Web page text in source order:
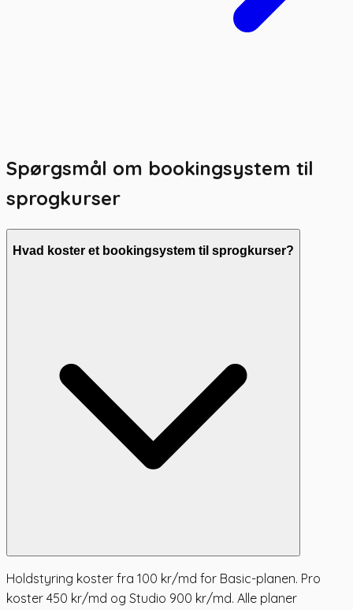
Spørgsmål om bookingsystem til
sprogkurser
Hvad koster et bookingsystem til sprogkurser?
Holdstyring koster fra 100 kr/md for Basic-planen. Pro
koster 450 kr/md og Studio 900 kr/md. Alle planer